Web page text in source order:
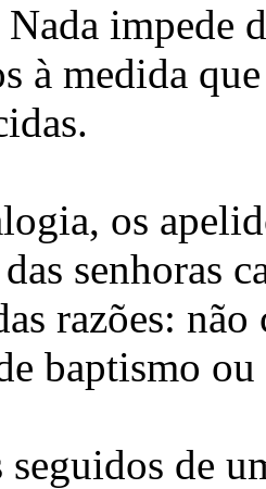
Nada impede
à medida
os
senhoras
razões:
baptismo
seguidos de